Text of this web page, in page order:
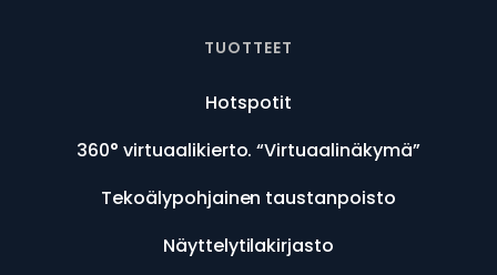
TUOTTEET
Hotspotit
360° virtuaalikierto. “Virtuaalinäkymä”
Tekoälypohjainen taustanpoisto
Näyttelytilakirjasto